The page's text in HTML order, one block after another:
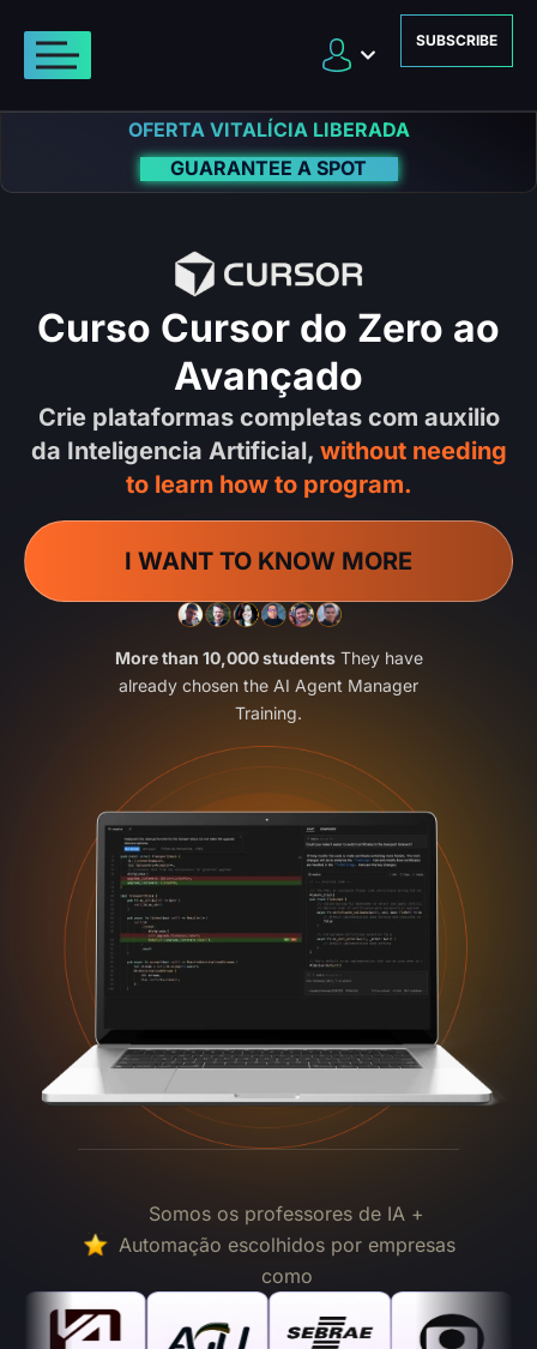
SUBSCRIBE
OFERTA VITALÍCIA LIBERADA
GUARANTEE A SPOT
Curso Cursor do Zero ao
Avançado
Crie plataformas completas com auxilio
da Inteligencia Artificial, without needing
to learn how to program.
I WANT TO KNOW MORE
More than 10,000 studentsThey have
already chosen the AI Agent Manager
Training.
Somos os professores de IA +
Automação escolhidos por empresas
como